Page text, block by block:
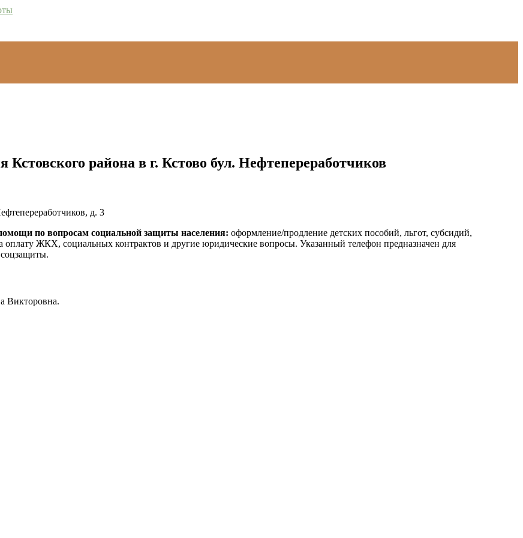
района в г. Кстово бул. Нефтепереработчиков
д. 3
по вопросам социальной защиты населения: оформление/продление детских пособий, льгот, субсидий,
ЖКХ, социальных контрактов и другие юридические вопросы. Указанный телефон предназначен для
Викторовна.